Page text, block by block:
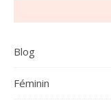
Blog
Féminin